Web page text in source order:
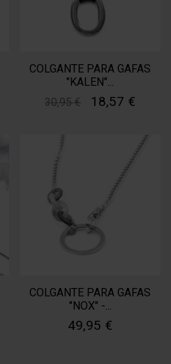
COLGANTE PARA GAFAS
"KALEN"...
30,95 €
18,57 €
COLGANTE PARA GAFAS
"NOX" -...
49,95 €